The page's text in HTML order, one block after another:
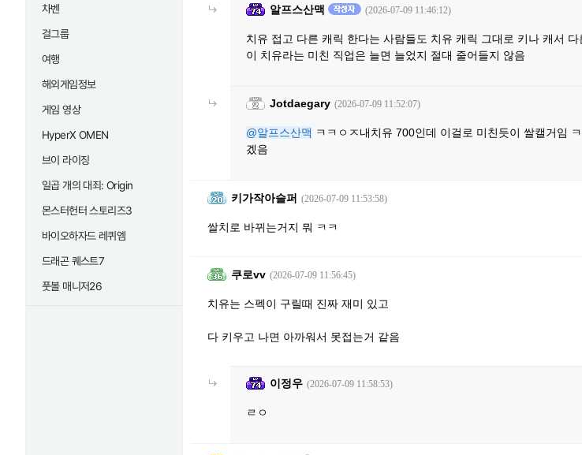
차벤
걸그룹
여행
해외게임정보
게임 영상
HyperX OMEN
브이 라이징
일곱 개의 대죄: Origin
몬스터헌터 스토리즈3
바이오하자드 레퀴엠
드래곤 퀘스트7
풋볼 매니저26
알프스산맥 (2026-07-09 11:46:12)
치유 접고 다른 캐릭 한다는 사람들도 치유 캐릭 그대로 키나 캐서
이 치유라는 미친 직업은 늘면 늘었지 절대 줄어들지 않음
Jotdaegary (2026-07-09 11:52:07)
@알프스산맥 ㅋㅋㅇㅈ내치유 700인데 이걸로 미친듯이 쌀캘거임
겠음
키가작아슬퍼 (2026-07-09 11:53:58)
쌀치로 바뀌는거지 뭐 ㅋㅋ
쿠로vv (2026-07-09 11:56:45)
치유는 스펙이 구릴때 진짜 재미 있고
다 키우고 나면 아까워서 못접는거 같음
이정우 (2026-07-09 11:58:53)
ㄹㅇ